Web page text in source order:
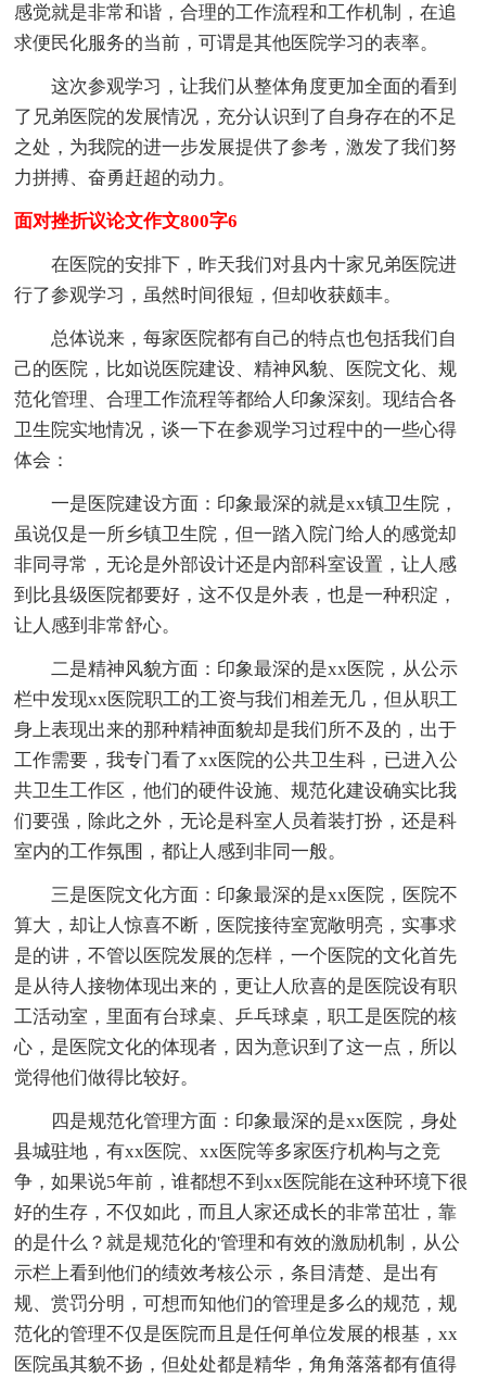
感觉就是非常和谐，合理的工作流程和工作机制，在追
求便民化服务的当前，可谓是其他医院学习的表率。
这次参观学习，让我们从整体角度更加全面的看到
了兄弟医院的发展情况，充分认识到了自身存在的不足
之处，为我院的进一步发展提供了参考，激发了我们努
力拼搏、奋勇赶超的动力。
面对挫折议论文作文800字6
在医院的安排下，昨天我们对县内十家兄弟医院进
行了参观学习，虽然时间很短，但却收获颇丰。
总体说来，每家医院都有自己的特点也包括我们自
己的医院，比如说医院建设、精神风貌、医院文化、规
范化管理、合理工作流程等都给人印象深刻。现结合各
卫生院实地情况，谈一下在参观学习过程中的一些心得
体会：
一是医院建设方面：印象最深的就是xx镇卫生院，
虽说仅是一所乡镇卫生院，但一踏入院门给人的感觉却
非同寻常，无论是外部设计还是内部科室设置，让人感
到比县级医院都要好，这不仅是外表，也是一种积淀，
让人感到非常舒心。
二是精神风貌方面：印象最深的是xx医院，从公示
栏中发现xx医院职工的工资与我们相差无几，但从职工
身上表现出来的那种精神面貌却是我们所不及的，出于
工作需要，我专门看了xx医院的公共卫生科，已进入公
共卫生工作区，他们的硬件设施、规范化建设确实比我
们要强，除此之外，无论是科室人员着装打扮，还是科
室内的工作氛围，都让人感到非同一般。
三是医院文化方面：印象最深的是xx医院，医院不
算大，却让人惊喜不断，医院接待室宽敞明亮，实事求
是的讲，不管以医院发展的怎样，一个医院的文化首先
是从待人接物体现出来的，更让人欣喜的是医院设有职
工活动室，里面有台球桌、乒乓球桌，职工是医院的核
心，是医院文化的体现者，因为意识到了这一点，所以
觉得他们做得比较好。
四是规范化管理方面：印象最深的是xx医院，身处
县城驻地，有xx医院、xx医院等多家医疗机构与之竞
争，如果说5年前，谁都想不到xx医院能在这种环境下很
好的生存，不仅如此，而且人家还成长的非常茁壮，靠
的是什么？就是规范化的'管理和有效的激励机制，从公
示栏上看到他们的绩效考核公示，条目清楚、是出有
规、赏罚分明，可想而知他们的管理是多么的规范，规
范化的管理不仅是医院而且是任何单位发展的根基，xx
医院虽其貌不扬，但处处都是精华，角角落落都有值得